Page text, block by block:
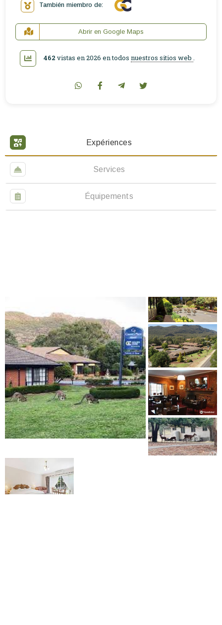
Expériences
Services
Équipements
También miembro de:
Abrir en Google Maps
462 vistas en 2026 en todos nuestros sitios web